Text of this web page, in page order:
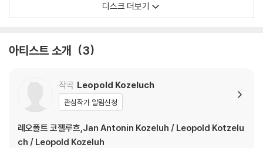
디스크 더보기
아티스트 소개 3
작곡 Leopold Kozeluch
관심작가 알림신청
레오폴트 코젤루흐,Jan Antonin Kozeluh / Leopold Kotzelu
ch / Leopold Kozeluh